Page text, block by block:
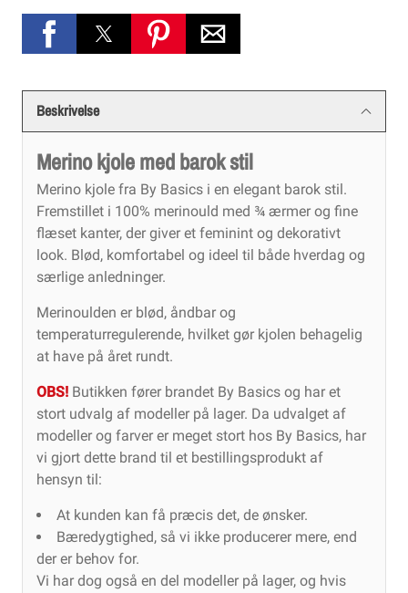
Beskrivelse
Merino kjole med barok stil
Merino kjole fra By Basics i en elegant barok stil.
Fremstillet i 100% merinould med ¾ ærmer og fine
flæset kanter, der giver et feminint og dekorativt
look. Blød, komfortabel og ideel til både hverdag og
særlige anledninger.
Merinoulden er blød, åndbar og
temperaturregulerende, hvilket gør kjolen behagelig
at have på året rundt.
OBS! Butikken fører brandet By Basics og har et
stort udvalg af modeller på lager. Da udvalget af
modeller og farver er meget stort hos By Basics, har
vi gjort dette brand til et bestillingsprodukt af
hensyn til:
At kunden kan få præcis det, de ønsker.
Bæredygtighed, så vi ikke producerer mere, end
der er behov for.
Vi har dog også en del modeller på lager, og hvis